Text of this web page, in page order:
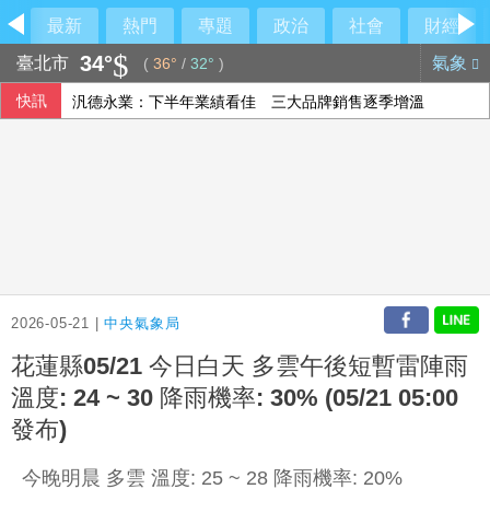
最新 熱門 專題 政治 社會
財經
臺北市 34° ( 36° / 32° ) 氣象
快訊 汎德永業：下半年業績看佳 三大品牌銷售逐季增溫
2026-05-21 |中央氣象局
花蓮縣05/21 今日白天 多雲午後短暫雷陣雨
溫度: 24 ~ 30 降雨機率: 30% (05/21 05:00
發布)
今晚明晨 多雲 溫度: 25 ~ 28 降雨機率: 20%